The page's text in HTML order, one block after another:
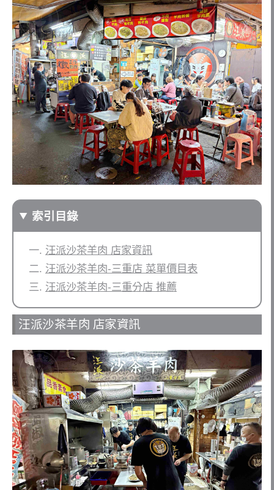
索引目錄
汪派沙茶羊肉 店家資訊
汪派沙茶羊肉-三重店 菜單價目表
汪派沙茶羊肉-三重分店 推薦
汪派沙茶羊肉 店家資訊